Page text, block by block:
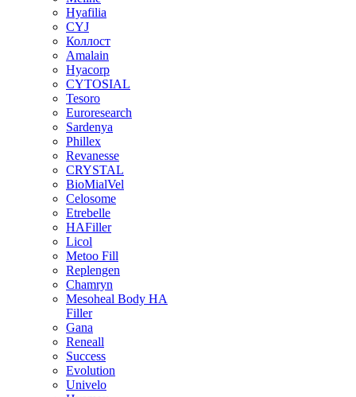
Hyafilia
CYJ
Коллост
Amalain
Hyacorp
CYTOSIAL
Tesoro
Euroresearch
Sardenya
Phillex
Revanesse
CRYSTAL
BioMialVel
Celosome
Etrebelle
HAFiller
Licol
Metoo Fill
Replengen
Chamryn
Mesoheal Body HA
Filler
Gana
Reneall
Success
Evolution
Univelo